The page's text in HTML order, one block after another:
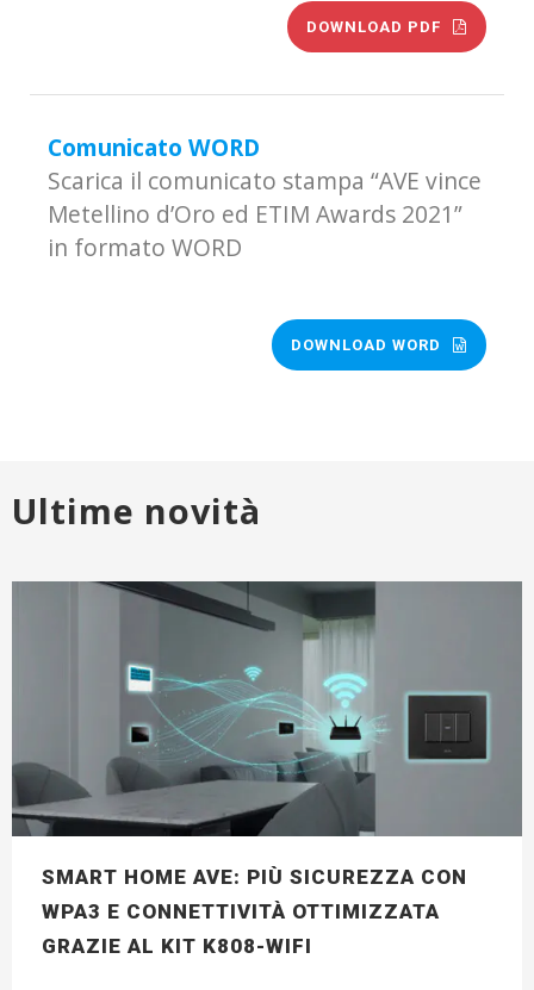
DOWNLOAD PDF
Comunicato WORD
Scarica il comunicato stampa “AVE vince
Metellino d’Oro ed ETIM Awards 2021”
in formato WORD
DOWNLOAD WORD
Ultime novità
SMART HOME AVE: PIÙ SICUREZZA CON
WPA3 E CONNETTIVITÀ OTTIMIZZATA
GRAZIE AL KIT K808-WIFI